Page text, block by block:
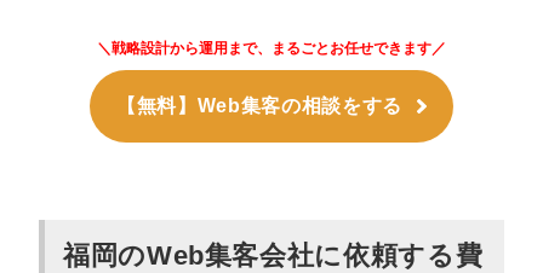
＼戦略設計から運用まで、まるごとお任せできます／
【無料】Web集客の相談をする
福岡のWeb集客会社に依頼する費